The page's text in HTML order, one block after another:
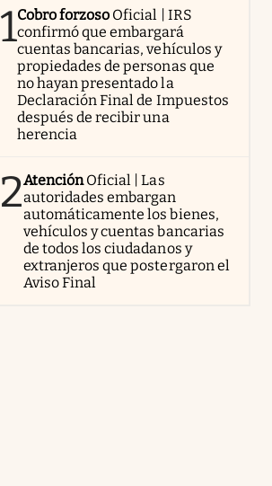
1Cobro forzoso Oficial | IRS
confirmó que embargará
cuentas bancarias, vehículos y
propiedades de personas que
no hayan presentado la
Declaración Final de Impuestos
después de recibir una
herencia
2AtenciónOficial | Las
autoridades embargan
automáticamente los bienes,
vehículos y cuentas bancarias
de todos los ciudadanos y
extranjeros que postergaron el
Aviso Final